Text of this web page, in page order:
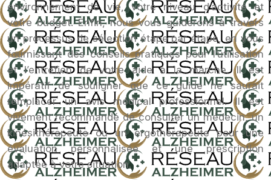
environnement de vie, votre niveau d’activité et
votre budget. Enfin, nous vous guiderons à travers
un processus de sélection étape par étape, en vous
fournissant des conseils pratiques pour l’utilisation
et l’entretien de votre aide à la marche. Il est
impératif de souligner que ce guide ne saurait
remplacer un avis médical professionnel. Il est
vivement recommandé de consulter un médecin, un
kinésithérapeute ou un ergothérapeute pour une
évaluation personnalisée et une prescription
adaptée à votre situation.